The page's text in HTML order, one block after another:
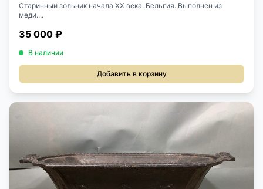
Старинный зольник начала XX века, Бельгия. Выполнен из
меди....
35 000 ₽
В наличии
Добавить в корзину